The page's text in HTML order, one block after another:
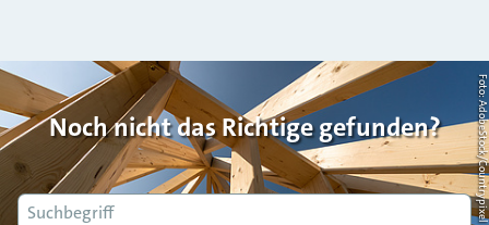
Noch nicht das Richtige gefunden?
Suche Foto: AdobeStock/Countrypixel